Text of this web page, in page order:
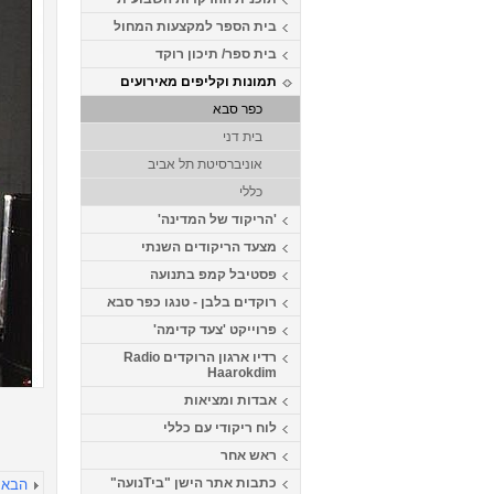
בית הספר למקצעות המחול
בית ספר/ תיכון רוקד
תמונות וקליפים מאירועים
כפר סבא
בית דני
אוניברסיטת תל אביב
כללי
'הריקוד של המדינה'
מצעד הריקודים השנתי
פסטיבל קמפ בתנועה
רוקדים בלבן - טנגו כפר סבא
פרוייקט 'צעד קדימה'
רדיו ארגון הרוקדים Radio
Haarokdim
אבדות ומציאות
לוח ריקודי עם כללי
ראש אחר
כתבות אתר הישן "ביTנועה"
הבא